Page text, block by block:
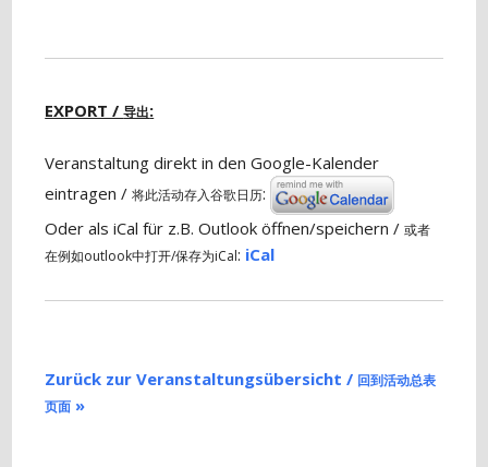
EXPORT /导出:
Veranstaltung direkt in den Google-Kalender
eintragen /将此活动存入谷歌日历:
Oder als iCal für z.B. Outlook öffnen/speichern /或者
在例如outlook中打开/保存为iCal: iCal
Zurück zur Veranstaltungsübersicht / 回到活动总表
页面 »